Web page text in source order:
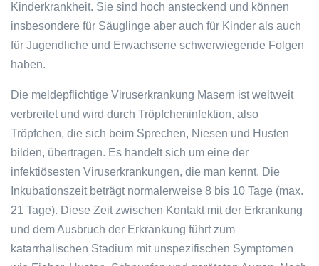
Kinderkrankheit. Sie sind hoch ansteckend und können
insbesondere für Säuglinge aber auch für Kinder als auch
für Jugendliche und Erwachsene schwerwiegende Folgen
haben.
Die meldepflichtige Viruserkrankung Masern ist weltweit
verbreitet und wird durch Tröpfcheninfektion, also
Tröpfchen, die sich beim Sprechen, Niesen und Husten
bilden, übertragen. Es handelt sich um eine der
infektiösesten Viruserkrankungen, die man kennt. Die
Inkubationszeit beträgt normalerweise 8 bis 10 Tage (max.
21 Tage). Diese Zeit zwischen Kontakt mit der Erkrankung
und dem Ausbruch der Erkrankung führt zum
katarrhalischen Stadium mit unspezifischen Symptomen